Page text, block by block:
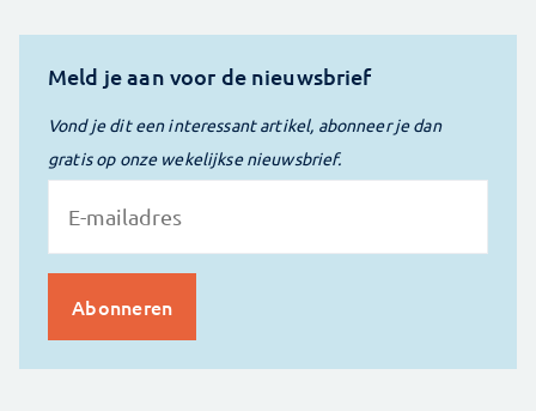
Meld je aan voor de nieuwsbrief
Vond je dit een interessant artikel, abonneer je dan
gratis op onze wekelijkse nieuwsbrief.